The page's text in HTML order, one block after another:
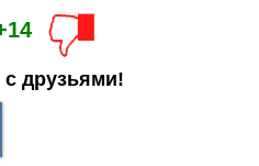
друзьями!